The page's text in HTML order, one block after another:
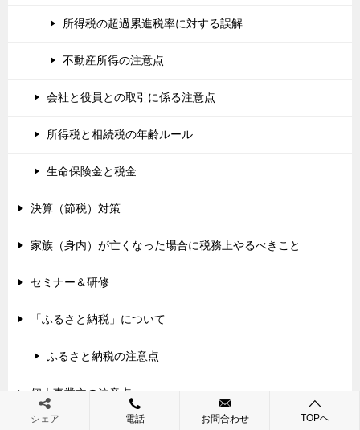
所得税の超過累進税率に対する誤解
不動産所得の注意点
会社と役員との取引に係る注意点
所得税と相続税の年齢ルール
生命保険金と税金
決算（節税）対策
家族（身内）が亡くなった場合に税務上やるべきこと
セミナー＆研修
「ふるさと納税」について
ふるさと納税の注意点
個人事業主の注意点
シェア 電話 お問合わせ TOPへ